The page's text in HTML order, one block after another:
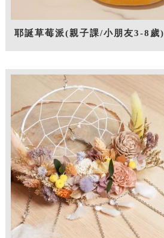
耶誕草莓派(親子課/小朋友3-8歲)